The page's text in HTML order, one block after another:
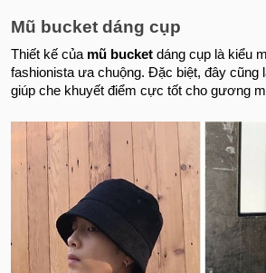
Mũ bucket dáng cụp
Thiết kế của mũ bucket dáng cụp là kiểu
fashionista ưa chuộng. Đặc biệt, đây cũng
giúp che khuyết điểm cực tốt cho gương